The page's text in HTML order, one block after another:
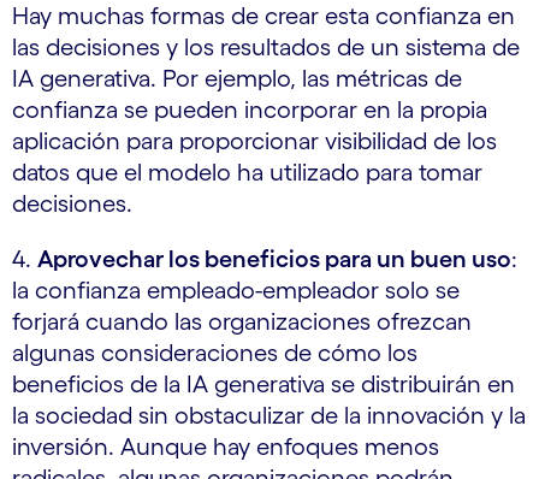
Hay muchas formas de crear esta confianza en
las decisiones y los resultados de un sistema de
IA generativa. Por ejemplo, las métricas de
confianza se pueden incorporar en la propia
aplicación para proporcionar visibilidad de los
datos que el modelo ha utilizado para tomar
decisiones.
4. Aprovechar los beneficios para un buen uso:
la confianza empleado-empleador solo se
forjará cuando las organizaciones ofrezcan
algunas consideraciones de cómo los
beneficios de la IA generativa se distribuirán en
la sociedad sin obstaculizar de la innovación y la
inversión. Aunque hay enfoques menos